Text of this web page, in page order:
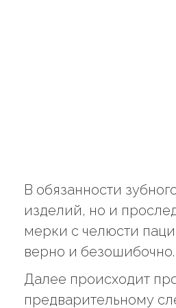
В обязанности
изделий, но и
мерки с челюсти
верно и безошибочно.
Далее происходит
предварительному